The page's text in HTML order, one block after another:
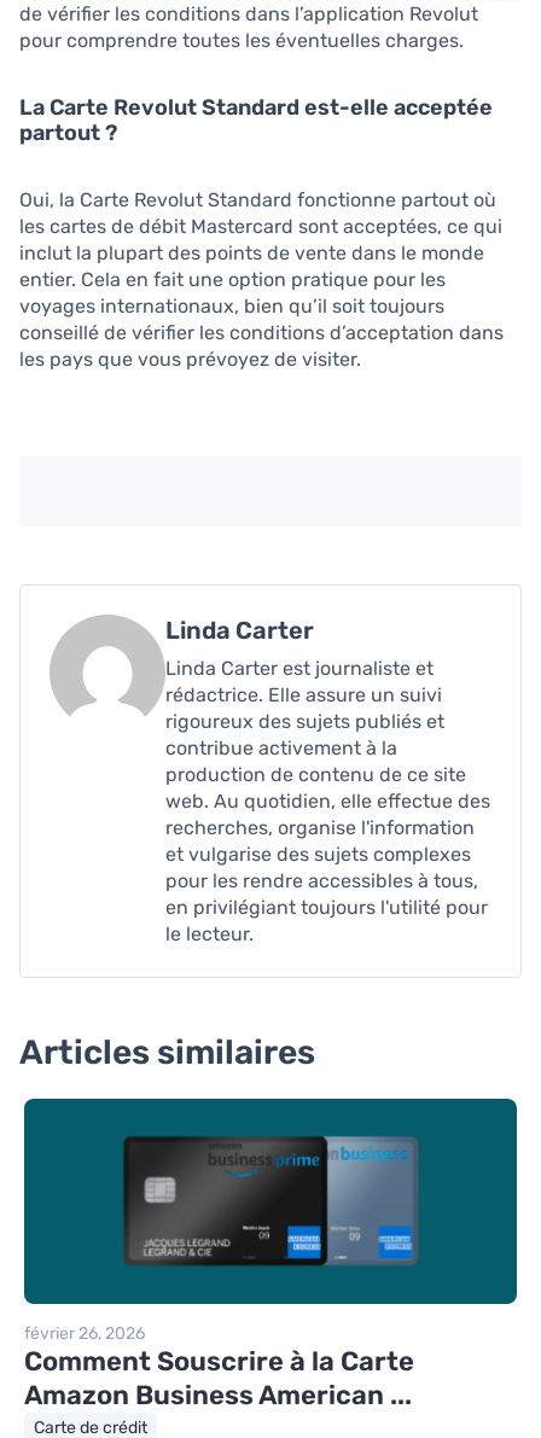
de vérifier les conditions dans l’application Revolut
pour comprendre toutes les éventuelles charges.
La Carte Revolut Standard est-elle acceptée
partout ?
Oui, la Carte Revolut Standard fonctionne partout où
les cartes de débit Mastercard sont acceptées, ce qui
inclut la plupart des points de vente dans le monde
entier. Cela en fait une option pratique pour les
voyages internationaux, bien qu’il soit toujours
conseillé de vérifier les conditions d’acceptation dans
les pays que vous prévoyez de visiter.
Linda Carter
Linda Carter est journaliste et
rédactrice. Elle assure un suivi
rigoureux des sujets publiés et
contribue activement à la
production de contenu de ce site
web. Au quotidien, elle effectue des
recherches, organise l'information
et vulgarise des sujets complexes
pour les rendre accessibles à tous,
en privilégiant toujours l'utilité pour
le lecteur.
Articles similaires
février 26, 2026
Comment Souscrire à la Carte
Amazon Business American ...
Carte de crédit